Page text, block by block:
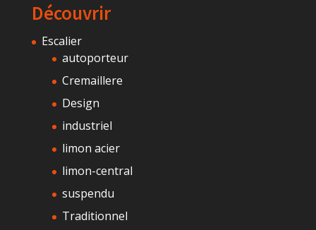
Découvrir
Escalier
autoporteur
Cremaillere
Design
industriel
limon acier
limon-central
suspendu
Traditionnel